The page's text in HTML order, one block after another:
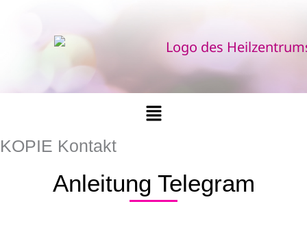
Menü
KOPIE Kontakt
Anleitung Telegram